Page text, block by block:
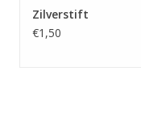
Zilverstift
€1,50